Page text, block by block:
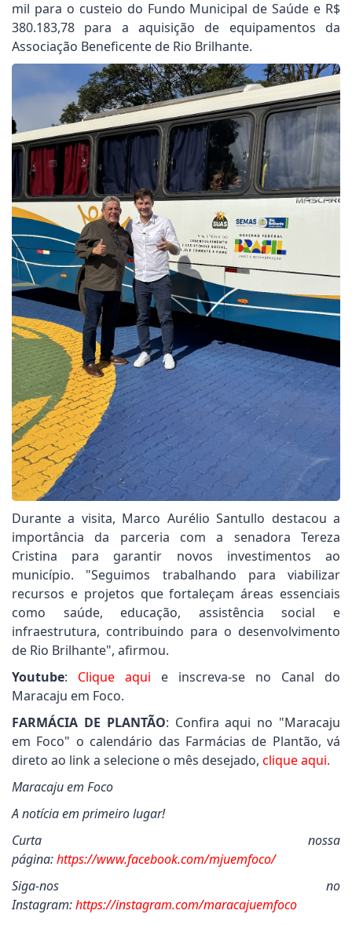
mil para o custeio do Fundo Municipal de Saúde e R$
380.183,78 para a aquisição de equipamentos da
Associação Beneficente de Rio Brilhante.
Durante a visita, Marco Aurélio Santullo destacou a
importância da parceria com a senadora Tereza
Cristina para garantir novos investimentos ao
município. "Seguimos trabalhando para viabilizar
recursos e projetos que fortaleçam áreas essenciais
como saúde, educação, assistência social e
infraestrutura, contribuindo para o desenvolvimento
de Rio Brilhante", afirmou.
Youtube: Clique aqui e inscreva-se no Canal do
Maracaju em Foco.
FARMÁCIA DE PLANTÃO: Confira aqui no "Maracaju
em Foco" o calendário das Farmácias de Plantão, vá
direto ao link a selecione o mês desejado, clique aqui.
Maracaju em Foco
A notícia em primeiro lugar!
Curta nossa
página:https://www.facebook.com/mjuemfoco/
Siga-nos no
Instagram:https://instagram.com/maracajuemfoco